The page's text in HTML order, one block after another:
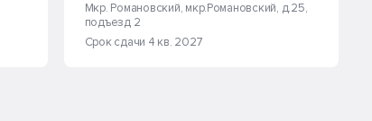
Мкр. Романовский, мкр.Романовский, д.25,
подъезд 2
Срок сдачи 4 кв. 2027